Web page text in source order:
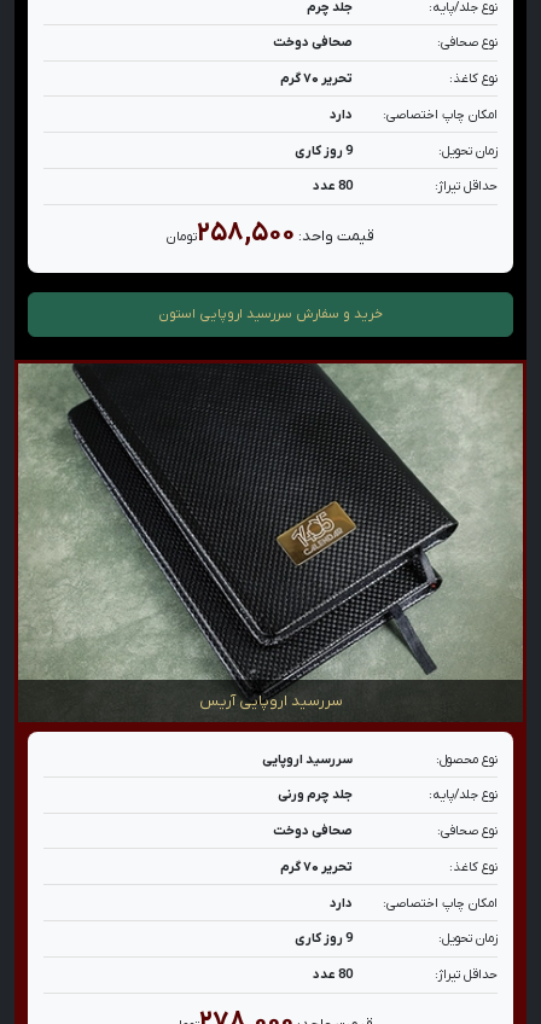
نوع جلد/پایه: جلد چرم
نوع صحافی: صحافی دوخت
نوع کاغذ: تحریر ۷۰ گرم
امکان چاپ اختصاصی: دارد
زمان تحویل: 9 روز کاری
حداقل تیراژ: 80 عدد
قیمت واحد: ۲۵۸,۵۰۰تومان
خرید و سفارش سررسید اروپایی استون
سررسید اروپایی آریس
نوع محصول: سررسید اروپایی
نوع جلد/پایه: جلد چرم ورنی
نوع صحافی: صحافی دوخت
نوع کاغذ: تحریر ۷۰ گرم
امکان چاپ اختصاصی: دارد
زمان تحویل: 9 روز کاری
حداقل تیراژ: 80 عدد